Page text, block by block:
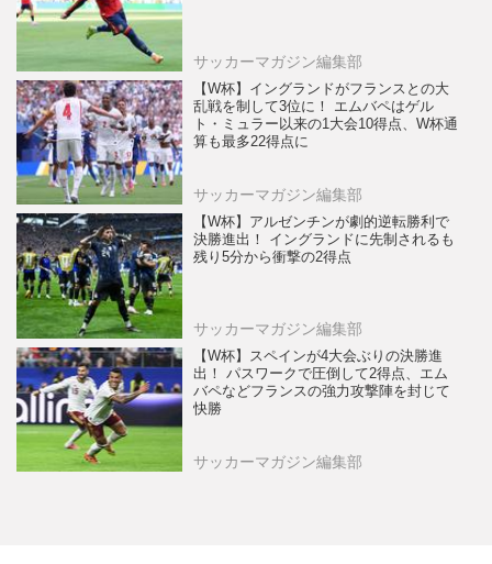
サッカーマガジン編集部
【W杯】イングランドがフランスとの大
乱戦を制して3位に！ エムバペはゲル
ト・ミュラー以来の1大会10得点、W杯通
算も最多22得点に
サッカーマガジン編集部
【W杯】アルゼンチンが劇的逆転勝利で
決勝進出！ イングランドに先制されるも
残り5分から衝撃の2得点
サッカーマガジン編集部
【W杯】スペインが4大会ぶりの決勝進
出！ パスワークで圧倒して2得点、エム
バペなどフランスの強力攻撃陣を封じて
快勝
サッカーマガジン編集部